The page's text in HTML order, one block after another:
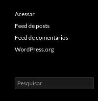
Acessar
Feed de posts
Feed de comentários
WordPress.org
Pesquisar
por: